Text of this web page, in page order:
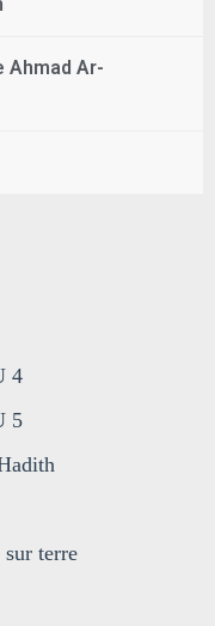
Ahmad Ar-
4
5
terre